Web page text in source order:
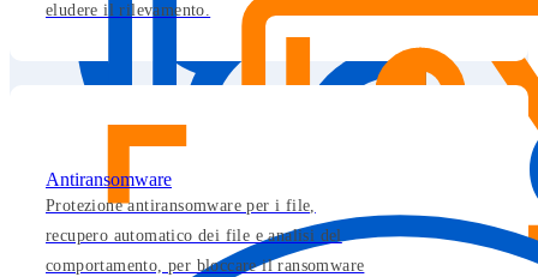
eludere il rilevamento.
Antiransomware
Protezione antiransomware per i file,
recupero automatico dei file e analisi del
comportamento, per bloccare il ransomware